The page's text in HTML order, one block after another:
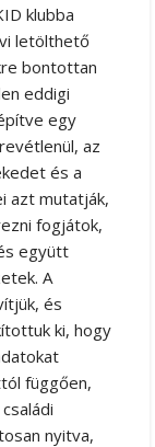
klubba
letölthető
bontottan
eddigi
egy
az
és a
azt mutatják,
fogjátok,
együtt
A
és
ki, hogy
függően,
nyitva,